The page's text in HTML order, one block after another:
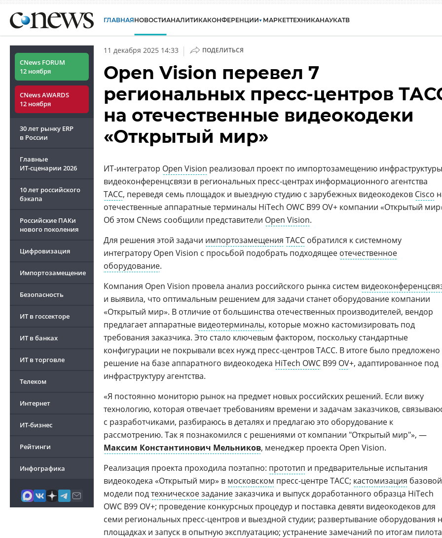
ГЛАВНАЯНОВОСТИАНАЛИТИКАКОНФЕРЕНЦИИ МАРКЕТТЕХНИКАНАУКАТВ
CNews FORUM
12 ноября
CNews AWARDS
12 ноября
30 лет рынку ERP
в России
Главные
ИТ-сценарии 2026
10 лет российского
бэкапа
Российские ПАКи
нового поколения
Цифровизация
Импортозамещение
Безопасность
ИТ в госсекторе
ИТ в банках
ИТ в торговле
Телеком
Интернет
ИТ-бизнес
Рейтинги
Инфографика
11 декабря 2025 14:33 | ПОДЕЛИТЬСЯ
Open Vision перевел 7
региональных пресс-центров
на отечественные видеокодеки
«Открытый мир»
ИТ-интегратор Open Vision реализовал проект по импортозамещению инфраструктуры
видеоконференцсвязи в региональных пресс-центрах информационного агентства
ТАСС, переведя семь площадок и выездную студию с зарубежных видеокодеков Cisco
отечественные аппаратные терминалы HiTech OWC B99 OV+ компании «Открытый
Об этом CNews сообщили представители Open Vision.
Для решения этой задачи импортозамещения ТАСС обратился к системному
интегратору Open Vision с просьбой подобрать подходящее отечественное
оборудование.
Компания Open Vision провела анализ российского рынка систем
и выявила, что оптимальным решением для задачи станет оборудование компании
«Открытый мир». В отличие от большинства отечественных производителей, вендор
предлагает аппаратные видеотерминалы, которые можно кастомизировать под
требования заказчика. Это стало ключевым фактором, поскольку стандартные
конфигурации не покрывали всех нужд пресс-центров ТАСС. В итоге было предложено
решение на базе аппаратного видеокодека HiTech OWC B99 OV+, адаптированное под
инфраструктуру агентства.
«Я постоянно мониторю рынок на предмет новых российских решений. Если вижу
технологию, которая отвечает требованиям времени и задачам заказчиков,
с разработчиками, разбираюсь в деталях и предлагаю это оборудование к
рассмотрению. Так я познакомился с решениями от компании "Открытый мир"», —
Максим Константинович Мельников, менеджер проекта Open Vision.
Реализация проекта проходила поэтапно: прототип и предварительные испытания
видеокодека «Открытый мир» в московском пресс-центре ТАСС; кастомизация базовой
модели подтехническое заданиезаказчика и выпуск доработанного образца HiTech
OWC B99 OV+; проведение конкурсных процедур и поставка девяти видеокодеков для
семи региональных пресс-центров и выездной студии; развертывание оборудования
площадках и запуск в опытную эксплуатацию; устранение замечаний по итогам